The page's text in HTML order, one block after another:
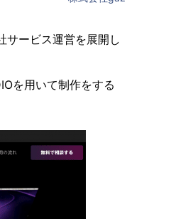
サービス運営を展開し
を用いて制作をする